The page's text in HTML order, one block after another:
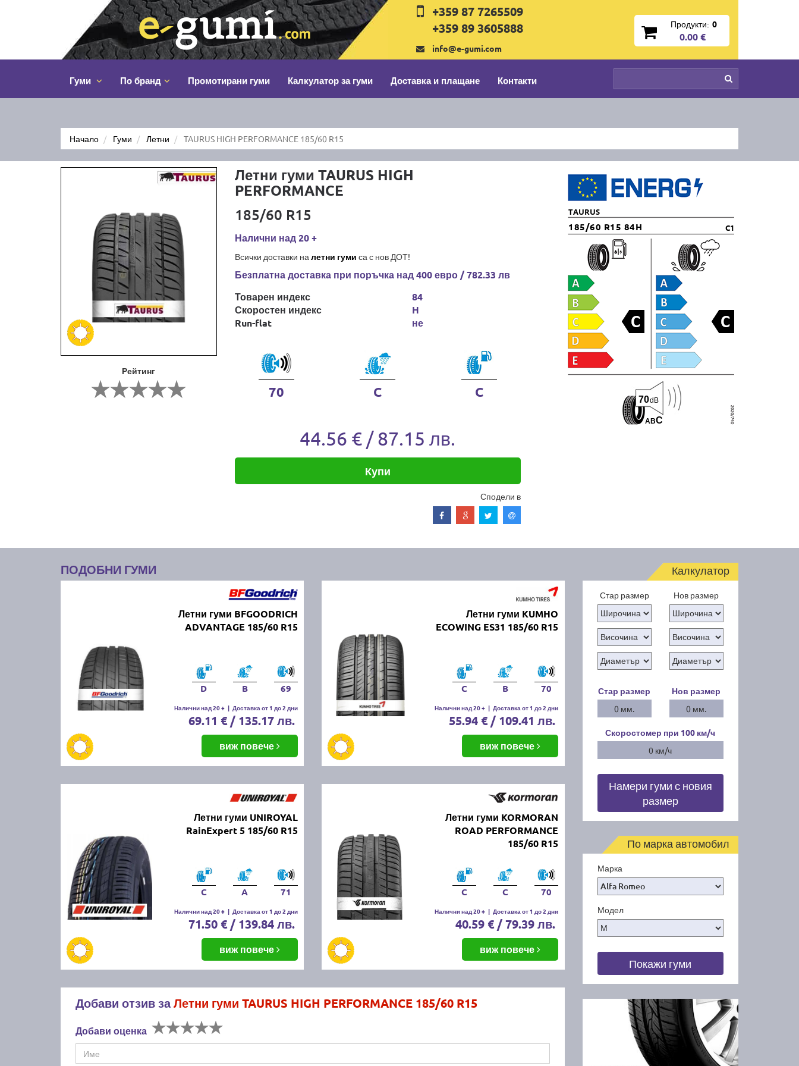
+359 87 7265509
+359 89 3605888
info@e-gumi.com
Продукти: 0
0.00 €
Гуми По бранд Промотирани гуми Калкулатор за гуми Доставка и плащане Контакти
Начало Гуми Летни TAURUS HIGH PERFORMANCE 185/60 R15
Рейтинг
Летни гуми TAURUS HIGH
PERFORMANCE
185/60 R15
Налични над 20 +
Всички доставки на летни гуми са с нов ДОТ!
Безплатна доставка при поръчка над 400 евро / 782.33 лв
Товарен индекс
Скоростен индекс
Run-flat
84
H
не
70 C C
44.56 € / 87.15 лв.
Купи
Сподели в
TAURUS
185/60 R15 84H C1
ABC
70dB
ПОДОБНИ ГУМИ
Летни гуми BFGOODRICH
ADVANTAGE 185/60 R15
D B 69
Налични над 20 + | Доставка от 1 до 2 дни
69.11 € / 135.17 лв.
виж повече
Летни гуми KUMHO
ECOWING ES31 185/60 R15
C B 70
Налични над 20 + | Доставка от 1 до 2 дни
55.94 € / 109.41 лв.
виж повече
Летни гуми UNIROYAL
RainExpert 5 185/60 R15
C A 71
Налични над 20 + | Доставка от 1 до 2 дни
71.50 € / 139.84 лв.
виж повече
Летни гуми KORMORAN
ROAD PERFORMANCE
185/60 R15
C C 70
Налични над 20 + | Доставка от 1 до 2 дни
40.59 € / 79.39 лв.
виж повече
Добави отзив заЛетни гуми TAURUS HIGH PERFORMANCE 185/60 R15
Добави оценка
Калкулатор
Стар размер Нов размер
Стар размер
0 мм.
Нов размер
0 мм.
Скоростомер при 100 км/ч
0 км/ч
Намери гуми с новия
размер
По марка автомобил
Марка
Модел
Покажи гуми